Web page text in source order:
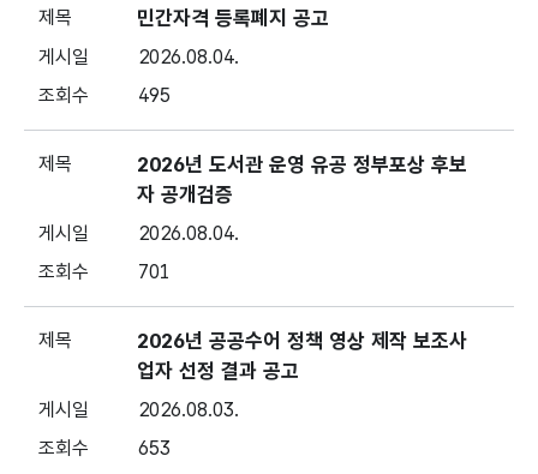
민간자격 등록폐지 공고
2026.08.04.
495
2026년 도서관 운영 유공 정부포상 후보
자 공개검증
2026.08.04.
701
2026년 공공수어 정책 영상 제작 보조사
업자 선정 결과 공고
2026.08.03.
653